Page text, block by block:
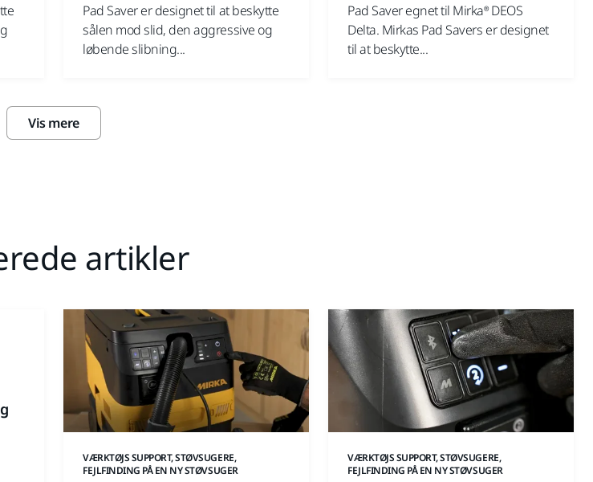
Pad Saver er designet til at beskytte
sålen mod slid, den aggressive og
løbende slibning...
Pad Saver egnet til Mirka® DEOS
Delta. Mirkas Pad Savers er designet
til at beskytte...
Vis mere
artikler
VÆRKTØJS SUPPORT, STØVSUGERE,
FEJLFINDING PÅ EN NY STØVSUGER
VÆRKTØJS SUPPORT, STØVSUGERE,
FEJLFINDING PÅ EN NY STØVSUGER